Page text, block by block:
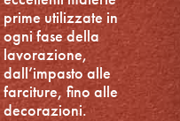
prime utilizzate in
ogni fase della
lavorazione,
dall’impasto alle
farciture, fino alle
decorazioni.